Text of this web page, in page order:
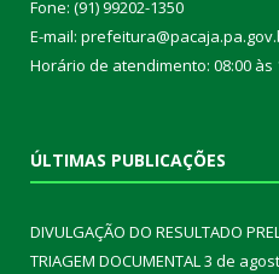
Fone: (91) 99202-1350
E-mail:
Horário de atendimento: 08:00 às
ÚLTIMAS PUBLICAÇÕES
DIVULGAÇÃO DO RESULTADO
TRIAGEM DOCUMENTAL3 de